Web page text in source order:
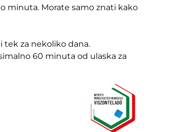
minuta. Morate samo znati kako
tek za nekoliko dana.
60 minuta od ulaska za